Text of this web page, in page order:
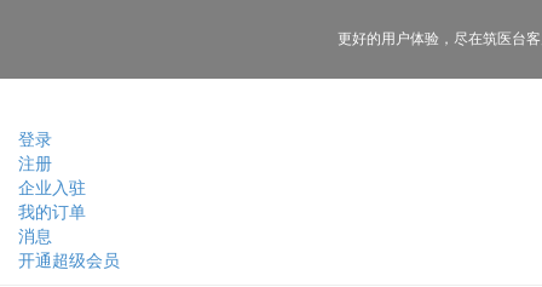
登录
注册
企业入驻
我的订单
消息
开通超级会员
更好的用户体验， 尽在筑医台